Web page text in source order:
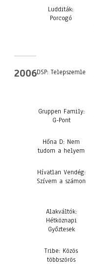
Ludditák:
Porcogó
2006DSP: Telepszemle
Gruppen Family:
G-Pont
Hőna D: Nem
tudom a helyem
Hívatlan Vendég:
Szívem a számon
Alakváltók:
Hétköznapi
Győztesek
Tribe: Közös
többszörös